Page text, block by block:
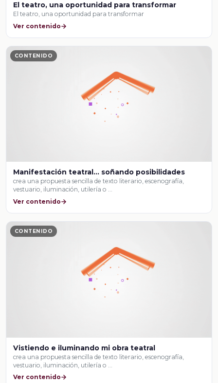
El teatro, una oportunidad para transformar
El teatro, una oportunidad para transformar
Ver contenido
CONTENIDO
Manifestación teatral... soñando posibilidades
crea una propuesta sencilla de texto literario, escenografía,
vestuario, iluminación, utilería o …
Ver contenido
CONTENIDO
Vistiendo e iluminando mi obra teatral
crea una propuesta sencilla de texto literario, escenografía,
vestuario, iluminación, utilería o …
Ver contenido